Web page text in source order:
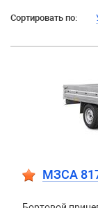
Сортировать по:
МЗСА